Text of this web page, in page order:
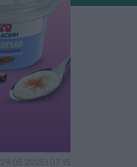
29.05.2025 | 07:15